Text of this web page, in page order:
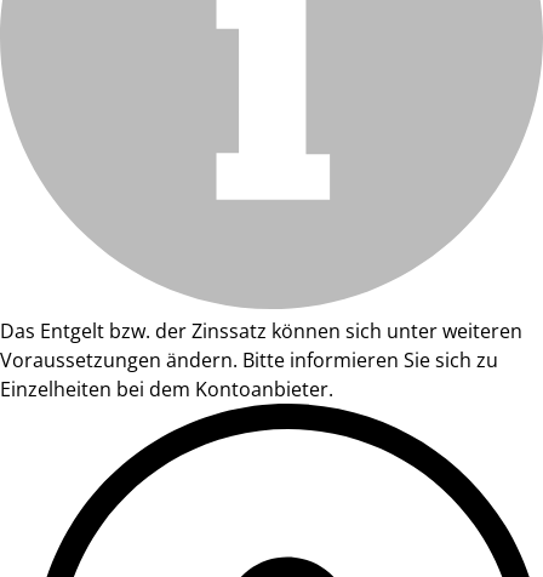
Das Entgelt bzw. der Zinssatz können sich unter weiteren
Voraussetzungen ändern. Bitte informieren Sie sich zu
Einzelheiten bei dem Kontoanbieter.